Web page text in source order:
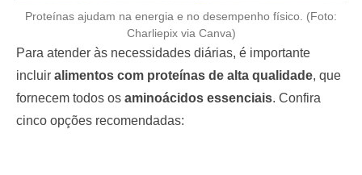
Proteínas ajudam na energia e no desempenho físico. (Foto:
Charliepix via Canva)
Para atender às necessidades diárias, é importante
incluir alimentos com proteínas de alta qualidade, que
fornecem todos os aminoácidos essenciais. Confira
cinco opções recomendadas: